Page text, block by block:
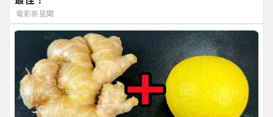
電影新星聞